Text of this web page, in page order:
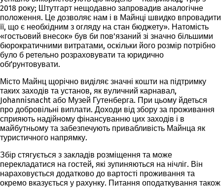
2018 року; Штутгарт нещодавно запровадив аналогічне
положення. Це дозволяє нам і в Майнці швидко впровадити
її, що є необхідним з огляду на стан бюджету». Натомість
«гостьовий внесок» був би пов’язаний зі значно більшими
бюрократичними витратами, оскільки його розмір потрібно
було б ретельно розраховувати та юридично
обґрунтовувати.
Місто Майнц щорічно виділяє значні кошти на підтримку
таких заходів та установ, як вуличний карнавал,
Johannisnacht або Музей Гутенберга. При цьому йдеться
про добровільні виплати. Доходи від збору за проживання
сприяють надійному фінансуванню цих заходів і в
майбутньому та забезпечують привабливість Майнца як
туристичного напрямку.
Збір стягується з закладів розміщення та може
перекладатися на гостей, які зупиняються на нічліг. Він
нараховується додатково до вартості проживання та
окремо вказується у рахунку. Питання оподаткування також